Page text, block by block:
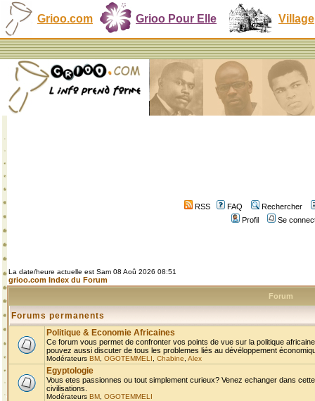
Grioo.com Grioo Pour Elle Village
RSS FAQ
Rechercher
Profil
Se
La date/heure actuelle est Sam 08 Aoû 2026 08:51
grioo.com Index du Forum
Forum
Forums permanents
Politique & Economie Africaines
Ce forum vous permet de confronter vos points de vue sur la politique
pouvez aussi discuter de tous les problemes liés au dévéloppement
Modérateurs BM OGOTEMMELI Chabine Alex
Egyptologie
Vous etes passionnes ou tout simplement curieux? Venez echanger dans
civilisations.
Modérateurs BM OGOTEMMELI